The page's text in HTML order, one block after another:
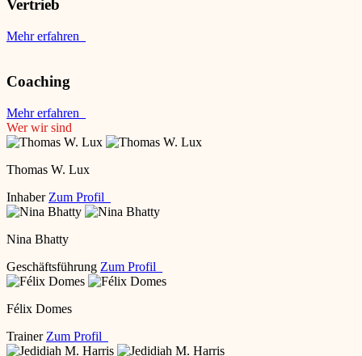
Vertrieb
Mehr erfahren
Coaching
Mehr erfahren
Wer wir sind
Thomas W. Lux
Inhaber Zum Profil
Nina Bhatty
Geschäftsführung Zum Profil
Félix Domes
Trainer Zum Profil